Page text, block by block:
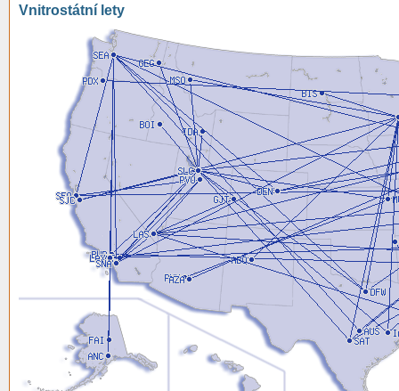
Vnitrostátní lety